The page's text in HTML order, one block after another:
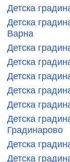
Детска
Детска
Варна
Детска
Детска
Детска
Детска
Детска
Детска
Градинарово
Детска
Детска